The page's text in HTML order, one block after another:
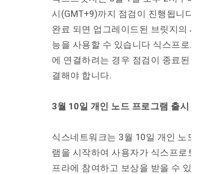
시(GMT+9)까지 점검이 진행됩니다. 점검
완료 되면 업그레이드된 브릿지의 새로운
능을 사용할 수 있습니다 식스프로토콜 체
에 연결하려는 경우 점검이 종료된 후에 연
결해야 합니다.
3월 10일 개인 노드 프로그램 출시
식스네트워크는 3월 10일 개인 노드 프로
램을 시작하여 사용자가 식스프로토콜의
프라에 참여하고 보상을 받을 수 있습니다.